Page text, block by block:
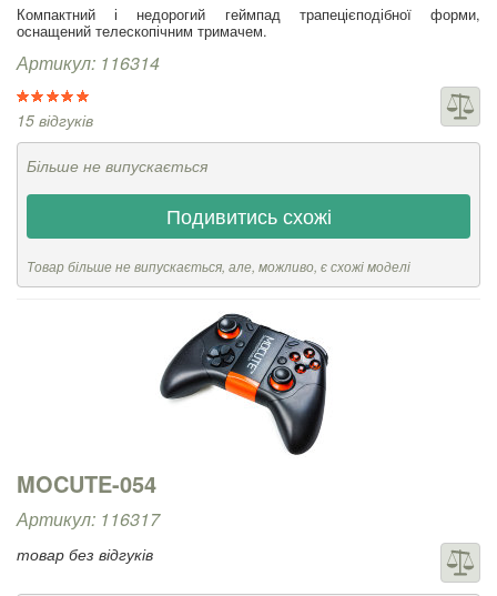
Компактний і недорогий геймпад трапецієподібної форми,
оснащений телескопічним тримачем.
Артикул: 116314
15 відгуків
Більше не випускається
Подивитись схожі
Товар більше не випускається, але, можливо, є схожі моделі
MOCUTE-054
Артикул: 116317
товар без відгуків